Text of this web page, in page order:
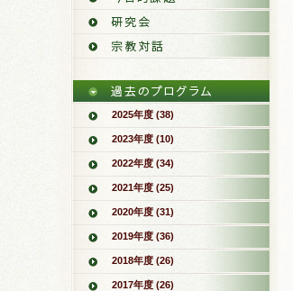
2025年度 (38)
2023年度 (10)
2022年度 (34)
2021年度 (25)
2020年度 (31)
2019年度 (36)
2018年度 (26)
2017年度 (26)